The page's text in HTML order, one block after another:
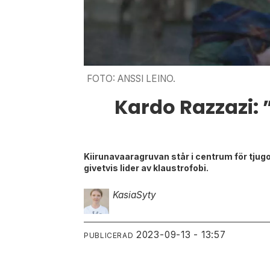
FOTO: ANSSI LEINO.
Kardo
Kiirunavaaragruvan står i centrum för
givetvis lider av klaustrofobi.
KasiaSyty
PUBLICERAD 2023-09-13 - 13:57